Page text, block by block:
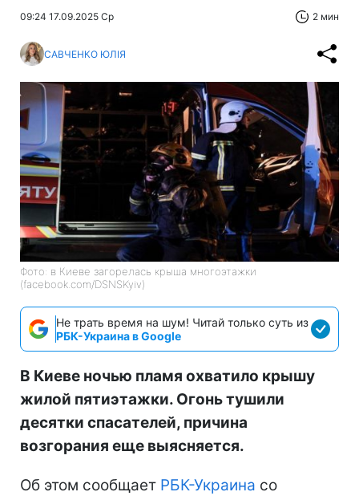
09:24 17.09.2025 Ср 2 мин
САВЧЕНКО ЮЛІЯ
Фото: в Киеве загорелась крыша многоэтажки
(facebook.com/DSNSKyiv)
Не трать время на шум! Читай только суть из
РБК-Украина в Google
В Киеве ночью пламя охватило крышу
жилой пятиэтажки. Огонь тушили
десятки спасателей, причина
возгорания еще выясняется.
Об этом сообщает РБК-Украина со